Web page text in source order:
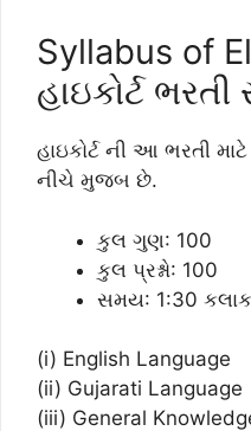
Syllabus of
હાઇકોર્ટ
હાઇકોર્ટ ની આ ભરતી
નીચે મુજબ છે.
કુલ ગુણ: 100
કુલ પ્રશ્નો: 100
સમય: 1:30 કલાક
(i) English Language
(ii) Gujarati Language
(iii) General